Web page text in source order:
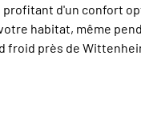
profitant d'un confort
habitat, même
froid près de